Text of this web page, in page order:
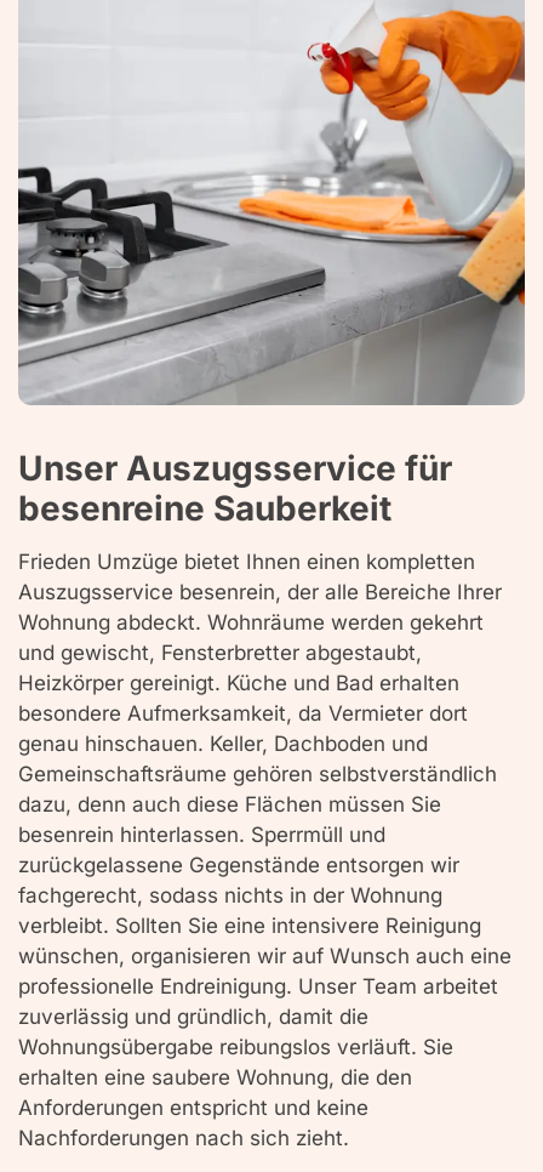
Unser Auszugsservice für
besenreine Sauberkeit
Frieden Umzüge bietet Ihnen einen kompletten
Auszugsservice besenrein, der alle Bereiche Ihrer
Wohnung abdeckt. Wohnräume werden gekehrt
und gewischt, Fensterbretter abgestaubt,
Heizkörper gereinigt. Küche und Bad erhalten
besondere Aufmerksamkeit, da Vermieter dort
genau hinschauen. Keller, Dachboden und
Gemeinschaftsräume gehören selbstverständlich
dazu, denn auch diese Flächen müssen Sie
besenrein hinterlassen. Sperrmüll und
zurückgelassene Gegenstände entsorgen wir
fachgerecht, sodass nichts in der Wohnung
verbleibt. Sollten Sie eine intensivere Reinigung
wünschen, organisieren wir auf Wunsch auch eine
professionelle Endreinigung. Unser Team arbeitet
zuverlässig und gründlich, damit die
Wohnungsübergabe reibungslos verläuft. Sie
erhalten eine saubere Wohnung, die den
Anforderungen entspricht und keine
Nachforderungen nach sich zieht.